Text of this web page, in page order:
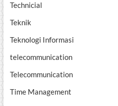
Technicial
Teknik
Teknologi Informasi
telecommunication
Telecommunication
Time Management